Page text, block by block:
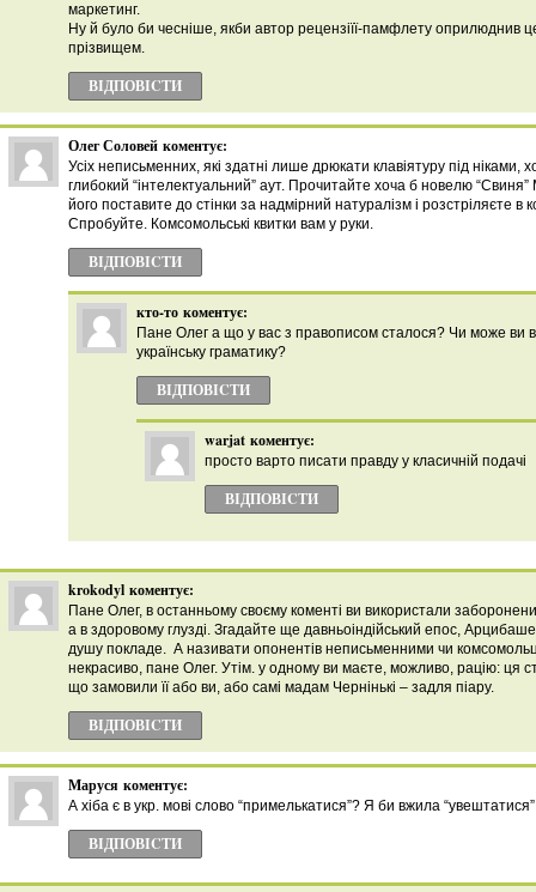
маркетинг.
Ну й було би чесніше, якби автор рецензіїї-памфлету оприлюднив
прізвищем.
ВІДПОВІCТИ
Олег Соловей коментує:
Усіх неписьменних, які здатні лише дрюкати клавіятуру під ніками,
глибокий “інтелектуальний” аут. Прочитайте хоча б новелю
його поставите до стінки за надмірний натуралізм і розстріляєте в
Спробуйте. Комсомольські квитки вам у руки.
ВІДПОВІCТИ
кто-то коментує:
Пане Олег а що у вас з правописом сталося? Чи може ви
українську граматику?
ВІДПОВІCТИ
warjat коментує:
просто варто писати правду у класичній подачі
ВІДПОВІCТИ
krokodyl коментує:
Пане Олег, в останньому своєму коменті ви використали
а в здоровому глузді. Згадайте ще давньоіндійський епос,
душу покладе. А називати опонентів неписьменними чи
некрасиво, пане Олег. Утім. у одному ви маєте, можливо, рацію: ця
що замовили її або ви, або самі мадам Чернінькі – задля піару.
ВІДПОВІCТИ
Маруся коментує:
А хіба є в укр. мові слово “примелькатися”? Я би вжила
ВІДПОВІCТИ